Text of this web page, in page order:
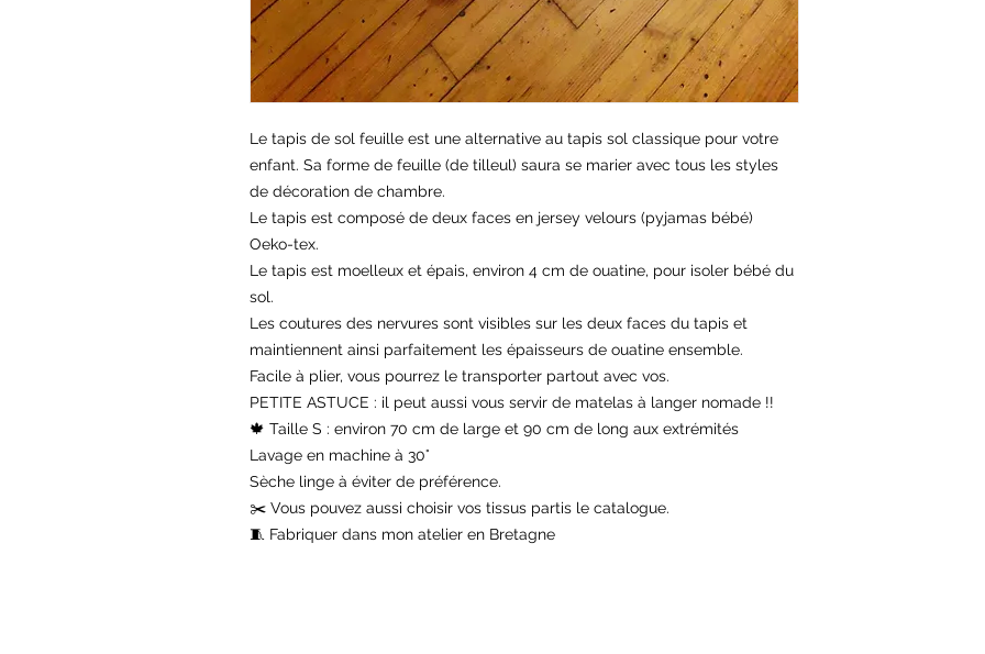
Le tapis de sol feuille est une alternative au tapis sol classique pour votre
enfant. Sa forme de feuille (de tilleul) saura se marier avec tous les styles
de décoration de chambre.
Le tapis est composé de deux faces en jersey velours (pyjamas bébé)
Oeko-tex.
Le tapis est moelleux et épais, environ 4 cm de ouatine, pour isoler bébé du
sol.
Les coutures des nervures sont visibles sur les deux faces du tapis et
maintiennent ainsi parfaitement les épaisseurs de ouatine ensemble.
Facile à plier, vous pourrez le transporter partout avec vos.
PETITE ASTUCE : il peut aussi vous servir de matelas à langer nomade !!
🍁 Taille S : environ 70 cm de large et 90 cm de long aux extrémités
Lavage en machine à 30°
Sèche linge à éviter de préférence.
✂️ Vous pouvez aussi choisir vos tissus partis le catalogue.
🧵 Fabriquer dans mon atelier en Bretagne